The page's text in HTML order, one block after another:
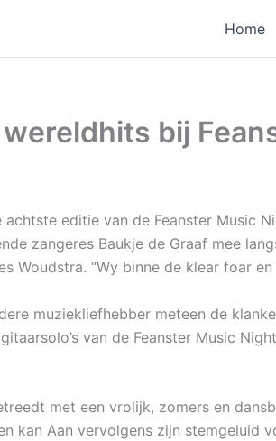
Home
bij
editie van de Feanster Music
zangeres Baukje de Graaf mee
Woudstra. “Wy binne de klear foar
muziekliefhebber meteen de
van de Feanster Music
met een vrolijk, zomers en
kan Aan vervolgens zijn stemgeluid